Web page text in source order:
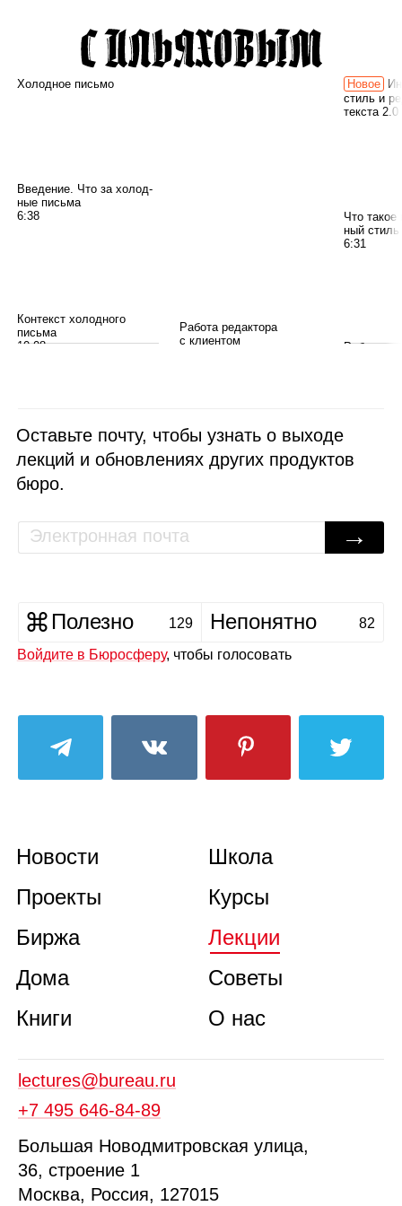
Холодное письмо
Вве­де­ние. Что за холод­
ные письма
6:38
Кон­текст холод­ного
письма
10:08
Письмо: «Возь­мите меня
на работу»
12:49
Работа редактора
с клиентом
стиль и
текста 2.0
Что
ный стиль
6:31
Работа
9:05
Как
Оставьте почту, чтобы узнать о выходе
лекций и обновлениях других продуктов
бюро.
→
Полезно 129 Непонятно 82
Войдите в Бюросферу, чтобы голосовать
Новости
Проекты
Биржа
Дома
Книги
Школа
Курсы
Лекции
Советы
О нас
lectures@bureau.ru
+7 495 646‑84‑89
Большая Новодмитровская улица,
36, строение 1
Москва, Россия, 127015